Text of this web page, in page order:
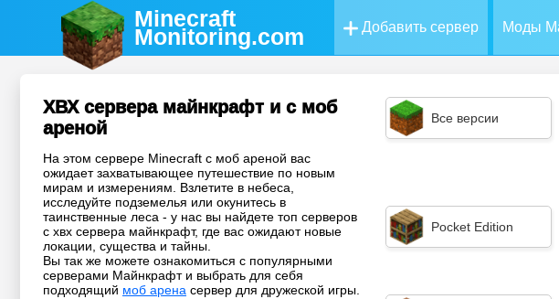
Minecraft
Monitoring.com Добавить сервер Моды
ХВХ сервера майнкрафт и с моб
ареной
На этом сервере Minecraft с моб ареной вас
ожидает захватывающее путешествие по новым
мирам и измерениям. Взлетите в небеса,
исследуйте подземелья или окунитесь в
таинственные леса - у нас вы найдете топ серверов
с хвх сервера майнкрафт, где вас ожидают новые
локации, существа и тайны.
Вы так же можете ознакомиться с популярными
серверами Майнкрафт и выбрать для себя
подходящий моб арена сервер для дружеской игры.
Все версии
Pocket Edition